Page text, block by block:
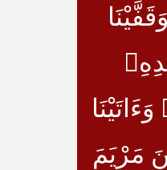
مَرْيَمَ